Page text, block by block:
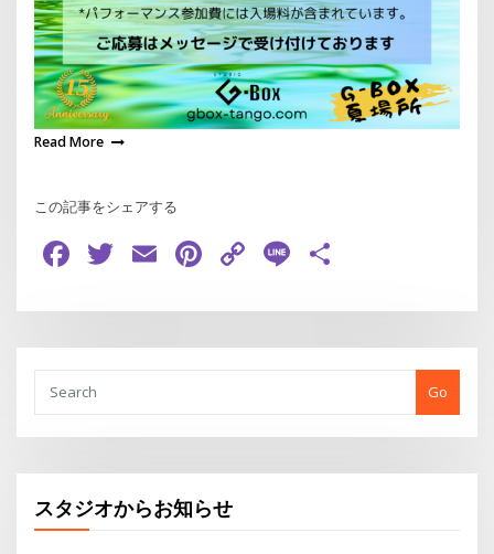
Read More
この記事をシェアする
Facebook
Twitter
EmailPinterest
Copy
Line
Go
スタジオからお知らせ